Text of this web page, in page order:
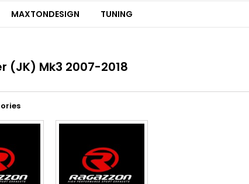
MAXTONDESIGN TUNING
(JK) Mk3 2007-2018